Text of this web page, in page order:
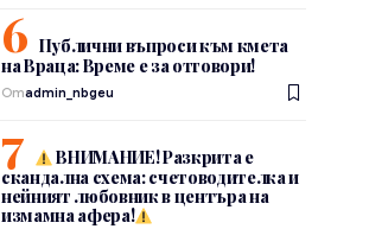
Публични въпроси към кмета
на Враца: Време е за отговори!
Отadmin_nbgeu
ВНИМАНИЕ! Разкрита е
скандална схема: счетоводителка и
нейният любовник в центъра на
измамна афера!